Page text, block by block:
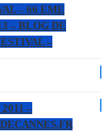
– 66 EME
– BLOG DE
–
–